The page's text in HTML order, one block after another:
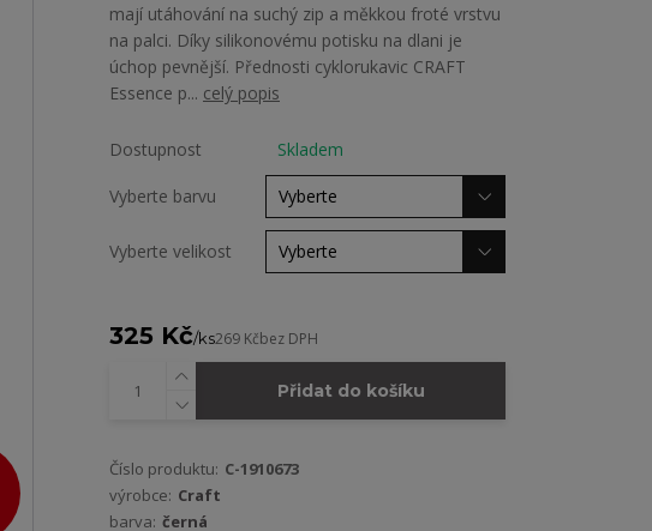
mají utáhování na suchý zip a měkkou froté vrstvu
na palci. Díky silikonovému potisku na dlani je
úchop pevnější. Přednosti cyklorukavic CRAFT
Essence p... celý popis
Dostupnost Skladem
Vyberte barvu
Vyberte velikost
325 Kč/ks269 Kčbez DPH
Přidat do košíku
Číslo produktu: C-1910673
výrobce: Craft
barva: černá